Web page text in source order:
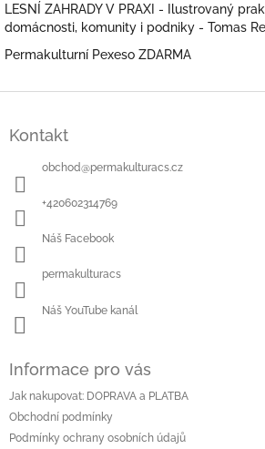
LESNÍ ZAHRADY V PRAXI - Ilustrovaný
domácnosti, komunity i podniky - Tomas
Permakulturní Pexeso ZDARMA
Kontakt
obchod@permakulturacs.cz
+420602314769
Náš Facebook
permakulturacs
Náš YouTube kanál
Informace pro vás
Jak nakupovat: DOPRAVA a PLATBA
Obchodní podmínky
Podmínky ochrany osobních údajů